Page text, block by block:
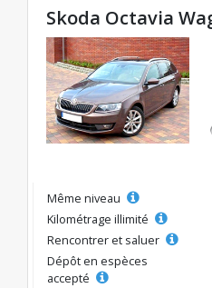
Skoda Octavia
Même niveau
Kilométrage illimité
Rencontrer et saluer
Dépôt en espèces
accepté